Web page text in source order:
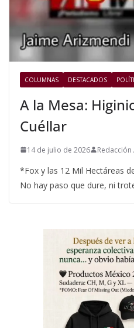
COLUMNAS DESTACADOS
A la Mesa:
Cuéllar
14 de julio de 2026
*Fox y las 12 Mil Hectáreas
No hay paso que dure, ni